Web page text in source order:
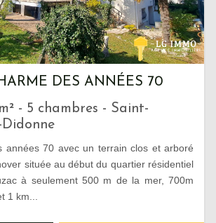
DES ANNÉES 70
- 5 chambres - Saint-
Didonne
années 70 avec un terrain clos et arboré
située au début du quartier résidentiel
à seulement 500 m de la mer, 700m
1 km...